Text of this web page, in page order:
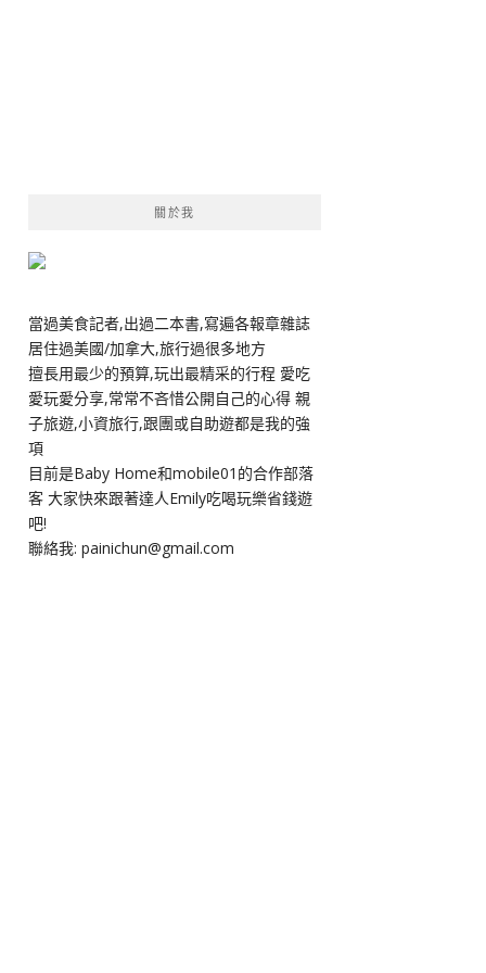
關於我
當過美食記者,出過二本書,寫遍各報章雜誌
居住過美國/加拿大,旅行過很多地方
擅長用最少的預算,玩出最精采的行程 愛吃
愛玩愛分享,常常不吝惜公開自己的心得 親
子旅遊,小資旅行,跟團或自助遊都是我的強
項
目前是Baby Home和mobile01的合作部落
客 大家快來跟著達人Emily吃喝玩樂省錢遊
吧!
聯絡我: painichun@gmail.com